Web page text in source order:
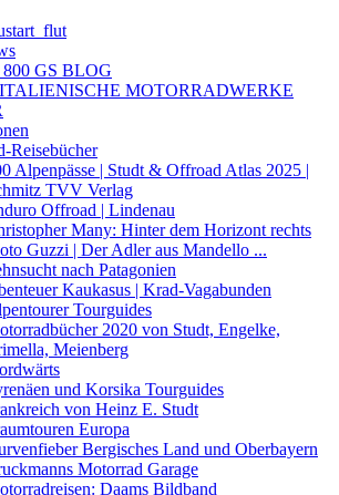
GS BLOG
MOTORRADWERKE
Reisebücher
Alpenpässe | Studt & Offroad Atlas 2025 |
TVV Verlag
Offroad | Lindenau
Many: Hinter dem Horizont rechts
Guzzi | Der Adler aus Mandello ...
nach Patagonien
Kaukasus | Krad-Vagabunden
Tourguides
2020 von Studt, Engelke,
Meienberg
und Korsika Tourguides
von Heinz E. Studt
Europa
Bergisches Land und Oberbayern
Motorrad Garage
Daams Bildband